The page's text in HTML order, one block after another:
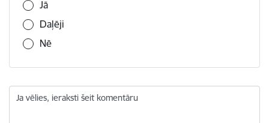
Jā
Daļēji
Nē
Ja vēlies, ieraksti šeit komentāru